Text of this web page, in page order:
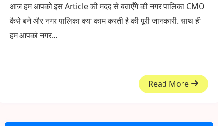
आज हम आपको इस Article की मदद से बताएँगे की नगर पालिका CMO
कैसे बने और नगर पालिका क्या काम करती है की पूरी जानकारी. साथ ही
हम आपको नगर...
Read More